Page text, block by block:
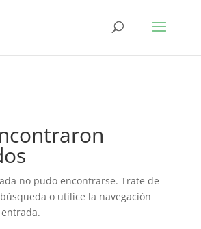
no pudo encontrarse. Trate de
o utilice la navegación